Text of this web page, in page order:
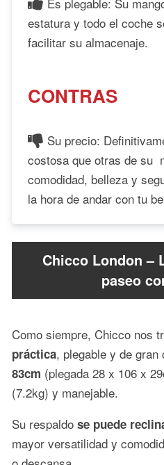
estatura y todo el coche
facilitar su almacenaje.
CONTRAS
Su precio:
costosa que otras de su
comodidad, belleza y
la hora de andar con tu
Chicco London –
paseo
Como siempre, Chicco nos
práctica, plegable y de gran
83cm (plegada 28 x 106 x
(7.2kg) y manejable.
Su respaldo se puede
mayor versatilidad y